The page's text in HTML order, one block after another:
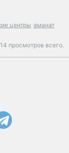
центры аманат
14 просмотров всего.